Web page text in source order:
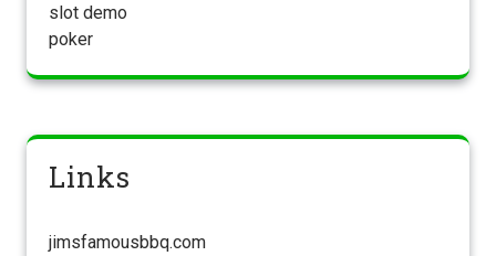
slot demo
poker
Links
jimsfamousbbq.com